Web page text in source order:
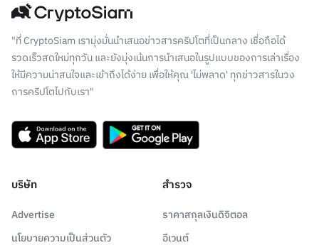
"ที่ CryptoSiam เรามุ่งมั่นนำเสนอข่าวสารคริปโตที่เป็นกลาง เชื่อถือได้
รวดเร็วสดใหม่ทุกวัน และยังมุ่งเน้นการนำเสนอในรูปแบบของการเล่าเรื่อง
ให้มีความน่าสนใจและเข้าถึงได้ง่าย เพื่อให้คุณ 'ไม่พลาด' ทุกข่าวสารในวง
การคริปโตไปกับเรา"
บริษัท
Advertise
นโยบายความเป็นส่วนตัว
สำรวจ
ราคาสกุลเงินดิจิตอล
อีเวนต์